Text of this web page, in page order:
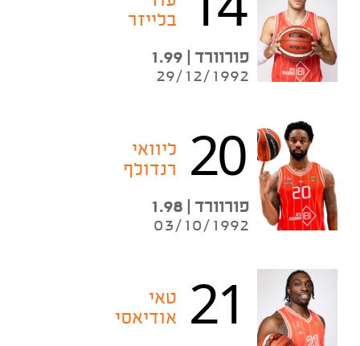
בלייזר
פורוורד | 1.99
29/12/1992
20
ליוואי
רנדולף
פורוורד | 1.98
03/10/1992
21
טאי
אודיאסי